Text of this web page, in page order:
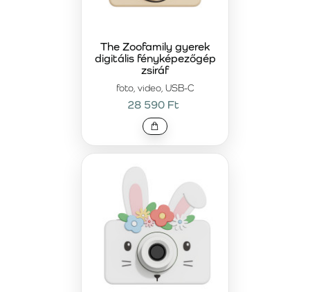
foto, video, USB-C
The Zoofamily gyerek
digitális fényképezőgép
zsiráf
28 590 Ft